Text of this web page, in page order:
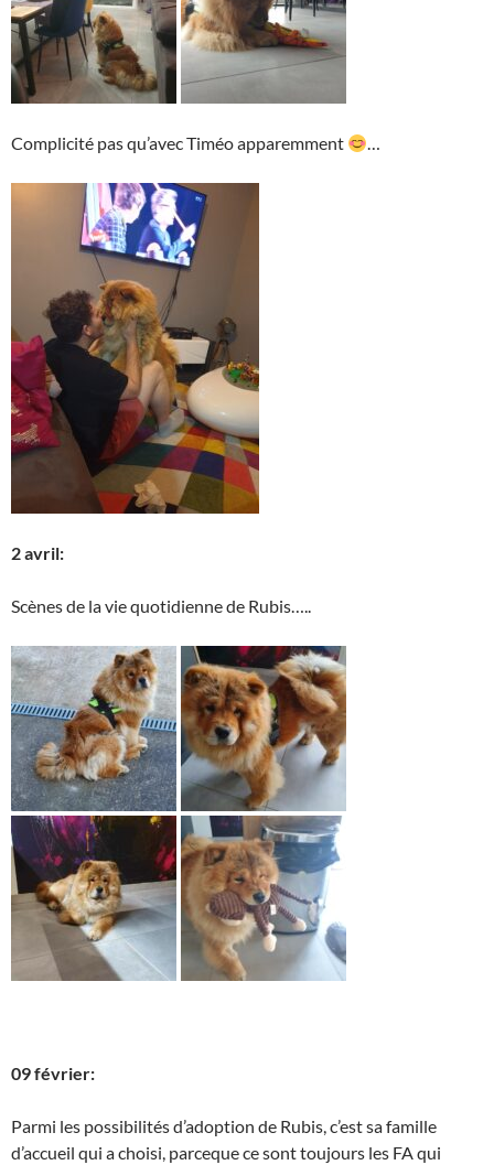
Complicité pas qu’avec Timéo apparemment …
2 avril:
Scènes de la vie quotidienne de Rubis…..
09 février:
Parmi les possibilités d’adoption de Rubis, c’est sa famille
d’accueil qui a choisi, parceque ce sont toujours les FA qui